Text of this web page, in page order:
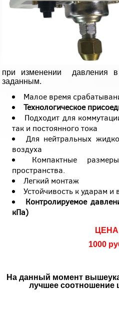
при изменении давления
заданным.
Малое время
Технологическое
Подходит для
так и постоянного тока
Для нейтральных
воздуха
Компактные
пространства.
Легкий монтаж
Устойчивость к ударам и
Контролируемое
кПа)
1000
На данный момент
лучшее соотношение